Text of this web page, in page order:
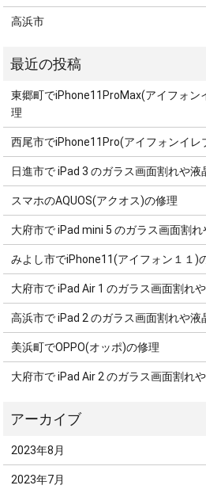
高浜市
東郷町でiPhone11ProMax(アイフォン
理
西尾市でiPhone11Pro(アイフォンイレ
日進市で iPad 3 のガラス画面割れや液
スマホのAQUOS(アクオス)の修理
大府市で iPad mini 5 のガラス画面割
みよし市でiPhone11(アイフォン１１)
大府市で iPad Air 1 のガラス画面割れ
高浜市で iPad 2 のガラス画面割れや液
美浜町でOPPO(オッポ)の修理
大府市で iPad Air 2 のガラス画面割れ
2023年8月
2023年7月